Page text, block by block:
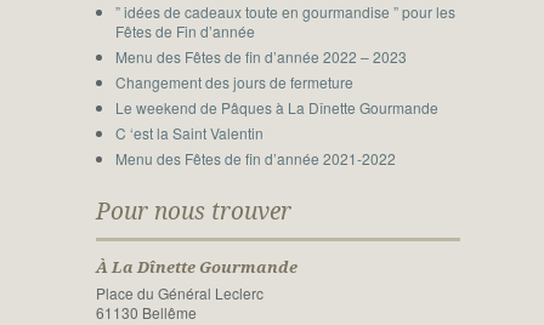
” idées de cadeaux toute en gourmandise ” pour les
Fêtes de Fin d’année
Menu des Fêtes de fin d’année 2022 – 2023
Changement des jours de fermeture
Le weekend de Pâques à La Dînette Gourmande
C ‘est la Saint Valentin
Menu des Fêtes de fin d’année 2021-2022
Pour nous trouver
À La Dînette Gourmande
Place du Général Leclerc
61130 Bellême